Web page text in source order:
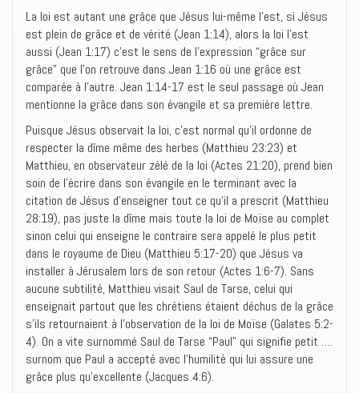
La loi est autant une grâce que Jésus lui-même l’est, si Jésus
est plein de grâce et de vérité (Jean 1:14), alors la loi l’est
aussi (Jean 1:17) c’est le sens de l’expression “grâce sur
grâce” que l’on retrouve dans Jean 1:16 où une grâce est
comparée à l’autre. Jean 1:14-17 est le seul passage où Jean
mentionne la grâce dans son évangile et sa première lettre.
Puisque Jésus observait la loi, c’est normal qu’il ordonne de
respecter la dîme même des herbes (Matthieu 23:23) et
Matthieu, en observateur zélé de la loi (Actes 21:20), prend bien
soin de l’écrire dans son évangile en le terminant avec la
citation de Jésus d’enseigner tout ce qu’il a prescrit (Matthieu
28:19), pas juste la dîme mais toute la loi de Moïse au complet
sinon celui qui enseigne le contraire sera appelé le plus petit
dans le royaume de Dieu (Matthieu 5:17-20) que Jésus va
installer à Jérusalem lors de son retour (Actes 1:6-7). Sans
aucune subtilité, Matthieu visait Saul de Tarse, celui qui
enseignait partout que les chrétiens étaient déchus de la grâce
s’ils retournaient à l’observation de la loi de Moïse (Galates 5:2-
4). On a vite surnommé Saul de Tarse “Paul” qui signifie petit ….
surnom que Paul a accepté avec l’humilité qui lui assure une
grâce plus qu’excellente (Jacques 4:6).